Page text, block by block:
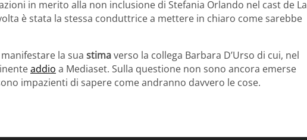
in merito alla non inclusione di Stefania Orlando nel cast de La
è stata la stessa conduttrice a mettere in chiaro come sarebbe
la sua stimaverso la collega Barbara D’Urso di cui, nel
addio a Mediaset. Sulla questione non sono ancora emerse
impazienti di sapere come andranno davvero le cose.